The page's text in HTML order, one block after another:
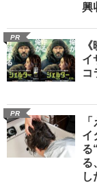
興
PR
イ
コ
PR
イ
る
る
し